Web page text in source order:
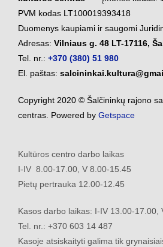
PVM kodas LT100019393418
Duomenys kaupiami ir saugomi
Adresas: Vilniaus g. 48 LT-17116,
Tel. nr.: +370 (380) 51 980
El. paštas:
Copyright 2020 © Šalčininkų rajono
centras. Powered by Getspace
Kultūros centro darbo laikas
I-IV 8.00-17.00, V 8.00-15.45
Pietų pertrauka 12.00-12.45
Kasos darbo laikas: I-IV 13.00-
Tel. nr.: +370 603 14 487
Kasoje atsiskaityti galima tik